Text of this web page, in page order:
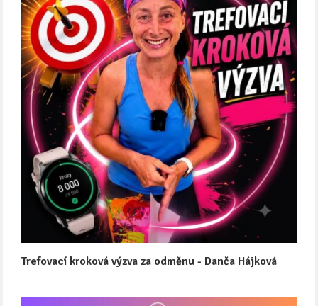
Trefovací kroková výzva za odměnu - Danča Hájková